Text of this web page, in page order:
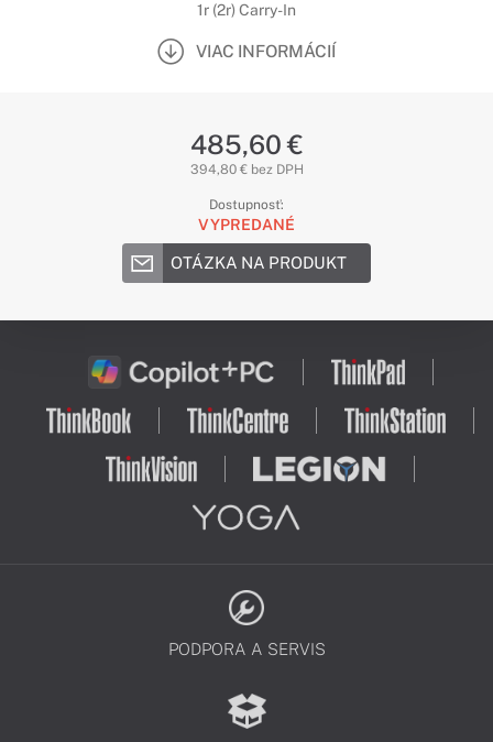
1r (2r) Carry-In
VIAC INFORMÁCIÍ
485,60 €
394,80 € bez DPH
Dostupnosť:
VYPREDANÉ
OTÁZKA NA PRODUKT
PODPORA A SERVIS